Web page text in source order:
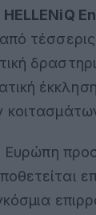
HELLENiQ